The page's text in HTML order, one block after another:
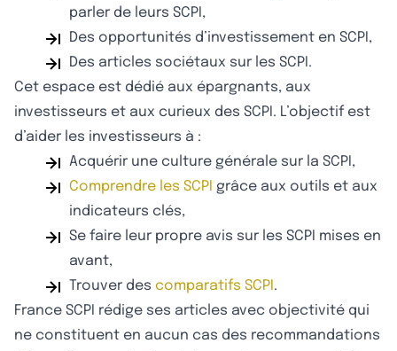
parler de leurs SCPI,
Des opportunités d’investissement en SCPI,
Des articles sociétaux sur les SCPI.
Cet espace est dédié aux épargnants, aux
investisseurs et aux curieux des SCPI. L’objectif est
d’aider les investisseurs à :
Acquérir une culture générale sur la SCPI,
Comprendre les SCPI grâce aux outils et aux
indicateurs clés,
Se faire leur propre avis sur les SCPI mises en
avant,
Trouver des comparatifs SCPI .
France SCPI rédige ses articles avec objectivité qui
ne constituent en aucun cas des recommandations